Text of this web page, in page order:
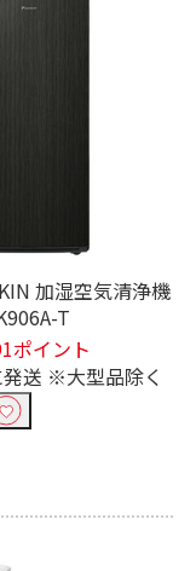
加湿空気清浄機
T
ポイント
送 ※大型品除く